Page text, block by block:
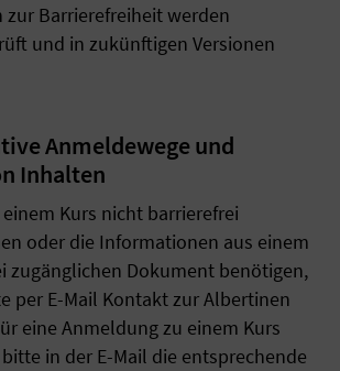
zur Barrierefreiheit werden
und in zukünftigen Versionen
Anmeldewege und
Inhalten
einem Kurs nicht barrierefrei
oder die Informationen aus einem
zugänglichen Dokument benötigen,
per E-Mail Kontakt zur Albertinen
eine Anmeldung zu einem Kurs
in der E-Mail die entsprechende